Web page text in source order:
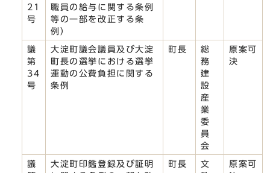
21
号
職員の給与に関する条例
等の一部を改正する条
例）
議
第
34
号
大淀町議会議員及び大淀
町長の選挙における選挙
運動の公費負担に関する
条例
町長
総
務
建
設
産
業
委
員
会
原案可
決
議
大淀町印鑑登録及び証明
町長
文
原案可